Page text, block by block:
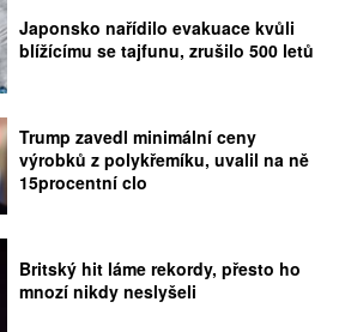
Japonsko nařídilo evakuace kvůli
blížícímu se tajfunu, zrušilo 500 letů
Trump zavedl minimální ceny
výrobků z polykřemíku, uvalil na ně
15procentní clo
Britský hit láme rekordy, přesto ho
mnozí nikdy neslyšeli